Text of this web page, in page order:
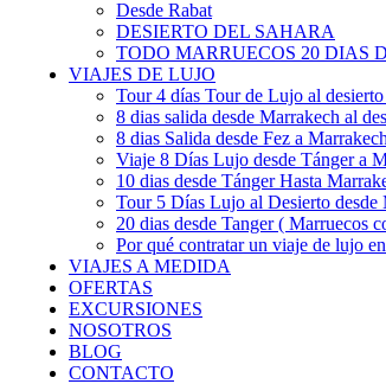
Desde Rabat
DESIERTO DEL SAHARA
TODO MARRUECOS 20 DIAS
VIAJES DE LUJO
Tour 4 días Tour de Lujo al desierto
8 dias salida desde Marrakech al
8 dias Salida desde Fez a Marrakech
Viaje 8 Días Lujo desde Tánger a
10 dias desde Tánger Hasta
Tour 5 Días Lujo al Desierto desde
20 dias desde Tanger ( Marruecos
Por qué contratar un viaje de lujo
VIAJES A MEDIDA
OFERTAS
EXCURSIONES
NOSOTROS
BLOG
CONTACTO